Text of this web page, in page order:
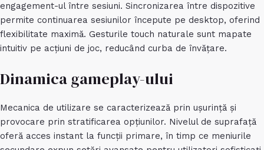
engagement-ul între sesiuni. Sincronizarea între dispozitive
permite continuarea sesiunilor începute pe desktop, oferind
flexibilitate maximă. Gesturile touch naturale sunt mapate
intuitiv pe acțiuni de joc, reducând curba de învățare.
Dinamica gameplay-ului
Mecanica de utilizare se caracterizează prin ușurință și
provocare prin stratificarea opțiunilor. Nivelul de suprafață
oferă acces instant la funcții primare, în timp ce meniurile